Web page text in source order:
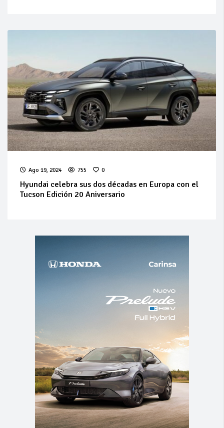
Ago 19, 2024 755 0
Hyundai celebra sus dos décadas en Europa con el
Tucson Edición 20 Aniversario